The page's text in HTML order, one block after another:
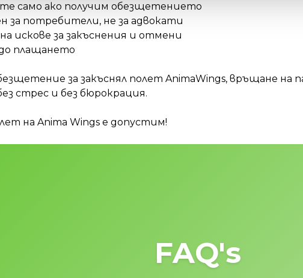
само ако получим обезщетението
за потребители, не за адвокати
искове за закъснения и отмени
плащането
за закъснял полет AnimaWings, връщане
стрес и без бюрокрация.
на Anima Wings е допустим!
FAQ's